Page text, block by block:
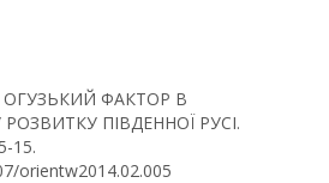
ОГУЗЬКИЙ ФАКТОР В
ПІВДЕННОЇ РУСІ.
15.
orientw2014.02.005